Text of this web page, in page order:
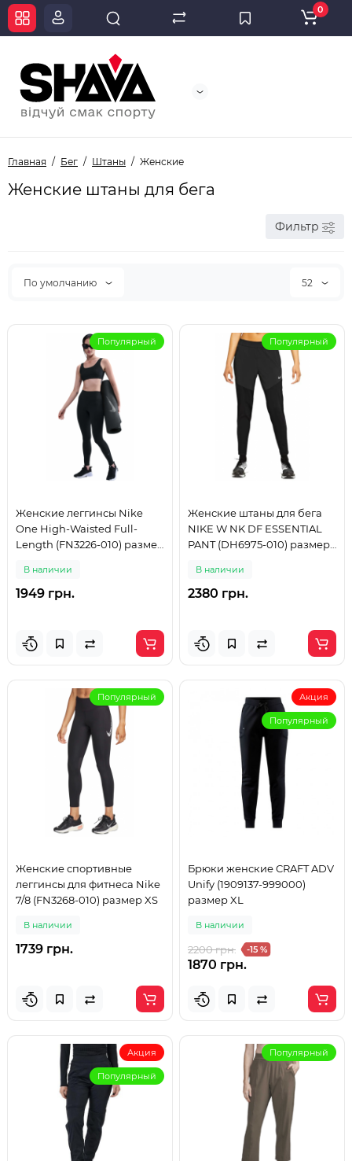
0
Главная Бег Штаны Женские
Женские штаны для бега
Фильтр
По умолчанию 52
Популярный
Женские леггинсы Nike
One High-Waisted Full-
Length (FN3226-010) размер
В наличии
1949 грн.
Популярный
Женские штаны для бега
NIKE W NK DF ESSENTIAL
PANT (DH6975-010) размер
В наличии
2380 грн.
Популярный
Женские спортивные
леггинсы для фитнеса Nike
7/8 (FN3268-010) размер XS
В наличии
1739 грн.
Акция
Популярный
Брюки женские CRAFT ADV
Unify (1909137-999000)
размер XL
В наличии
2200 грн. -15 %
1870 грн.
Акция
Популярный
Популярный